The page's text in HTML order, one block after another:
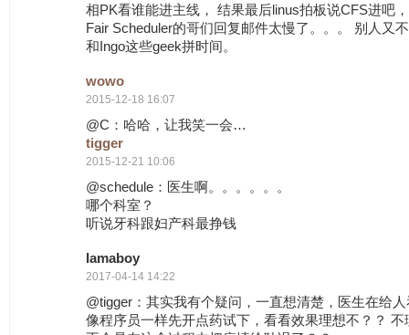
相PK看谁能进主线， 结果最后linus拍板说CFS进吧
Fair Scheduler的哥们回复邮件太慢了。。。 别人又
和Ingo这些geek拼时间。
wowo
2015-12-18 16:07
@C：哈哈，让我笑一会…
tigger
2015-12-21 10:06
@schedule：医生啊。。。。。。
哪个科室？
听说牙科跟妇产科最挣钱
lamaboy
2017-04-14 14:22
@tigger：其实我有个疑问，一直想清楚，医生在给
像程序员一样先开点药试下，看看效果理想不？？